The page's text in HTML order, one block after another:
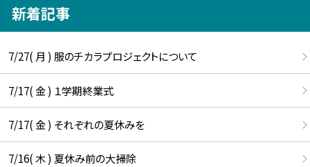
新着記事
7/27( 月 ) 服のチカラプロジェクトについて
7/17( 金 ) １学期終業式
7/17( 金 ) それぞれの夏休みを
7/16( 木 ) 夏休み前の大掃除